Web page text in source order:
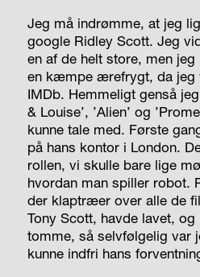
Jeg må indrømme, at jeg
google Ridley Scott. Jeg
en af de helt store, men
en kæmpe ærefrygt, da jeg
IMDb. Hemmeligt genså jeg
& Louise’, ’Alien’ og
kunne tale med. Første
på hans kontor i London.
rollen, vi skulle bare lige
hvordan man spiller robot.
der klaptræer over alle de
Tony Scott, havde lavet,
tomme, så selvfølgelig var
kunne indfri hans